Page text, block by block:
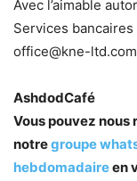
Avec l’aimable
Services
office@kne-ltd.com
AshdodCafé
Vous pouvez nous
notregroupe
hebdomadaireen